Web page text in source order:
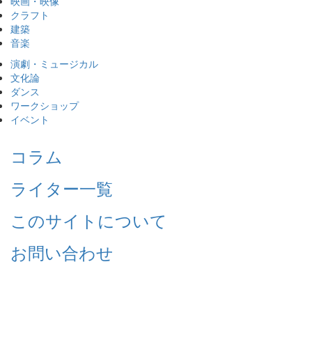
クラフト
建築
音楽
演劇・ミュージカル
文化論
ダンス
ワークショップ
イベント
コラム
ライター一覧
このサイトについて
お問い合わせ